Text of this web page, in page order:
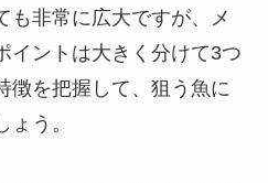
も非常に広大ですが、メ
イントは大きく分けて3つ
徴を把握して、狙う魚に
う。